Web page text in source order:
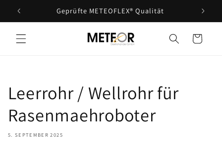
zum
Inhalt
Geprüfte METEOFLEX® Qualität
Warenkorb
Leerrohr / Wellrohr für
Rasenmaehroboter
5. SEPTEMBER 2025